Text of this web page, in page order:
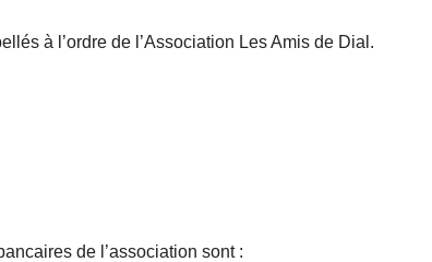
à l’ordre de l’Association Les Amis de Dial.
de l’association sont :